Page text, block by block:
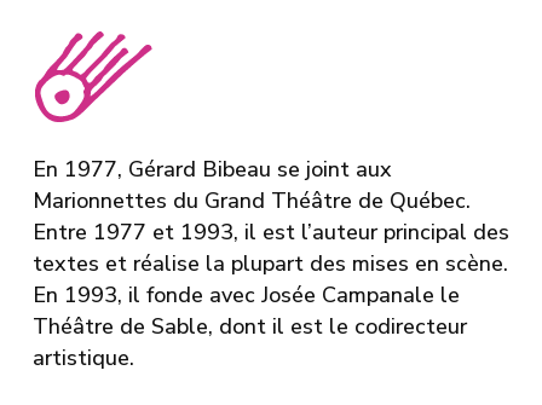
En 1977, Gérard Bibeau se joint aux
Marionnettes du Grand Théâtre de Québec.
Entre 1977 et 1993, il est l’auteur principal des
textes et réalise la plupart des mises en scène.
En 1993, il fonde avec Josée Campanale le
Théâtre de Sable, dont il est le codirecteur
artistique.